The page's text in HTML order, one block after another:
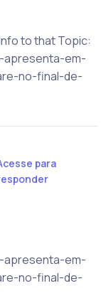
to that Topic:
apresenta-em-
no-final-de-
para
apresenta-em-
no-final-de-